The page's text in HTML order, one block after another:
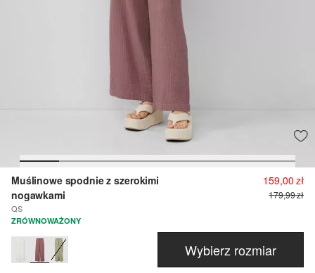
Muślinowe spodnie z szerokimi
nogawkami
QS
159,00 zł
179,99 zł
ZRÓWNOWAŻONY
Wybierz rozmiar